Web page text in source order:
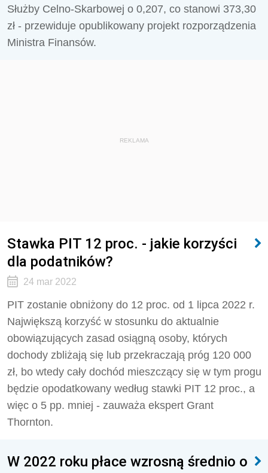
Służby Celno-Skarbowej o 0,207, co stanowi 373,30
zł - przewiduje opublikowany projekt rozporządzenia
Ministra Finansów.
REKLAMA
Stawka PIT 12 proc. - jakie korzyści
dla podatników?
24 mar 2022
PIT zostanie obniżony do 12 proc. od 1 lipca 2022 r.
Największą korzyść w stosunku do aktualnie
obowiązujących zasad osiągną osoby, których
dochody zbliżają się lub przekraczają próg 120 000
zł, bo wtedy cały dochód mieszczący się w tym progu
będzie opodatkowany według stawki PIT 12 proc., a
więc o 5 pp. mniej - zauważa ekspert Grant
Thornton.
W 2022 roku płace wzrosną średnio o